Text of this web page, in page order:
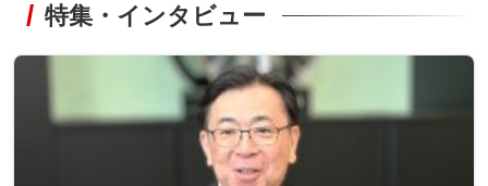
特集・インタビュー